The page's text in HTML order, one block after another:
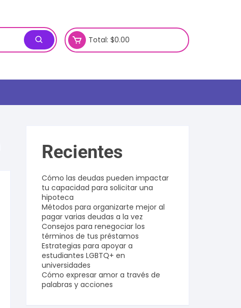
Total: $0.00
Recientes
Cómo las deudas pueden impactar
tu capacidad para solicitar una
hipoteca
Métodos para organizarte mejor al
pagar varias deudas a la vez
Consejos para renegociar los
términos de tus préstamos
Estrategias para apoyar a
estudiantes LGBTQ+ en
universidades
Cómo expresar amor a través de
palabras y acciones